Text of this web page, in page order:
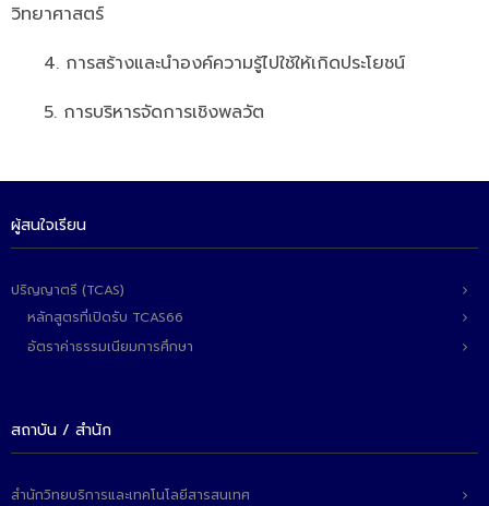
วิทยาศาสตร์
4. การสร้างและนำองค์ความรู้ไปใช้ให้เกิดประโยชน์
5. การบริหารจัดการเชิงพลวัต
ผู้สนใจเรียน
ปริญญาตรี (TCAS)
หลักสูตรที่เปิดรับ TCAS66
อัตราค่าธรรมเนียมการศึกษา
สถาบัน / สำนัก
สำนักวิทยบริการและเทคโนโลยีสารสนเทศ